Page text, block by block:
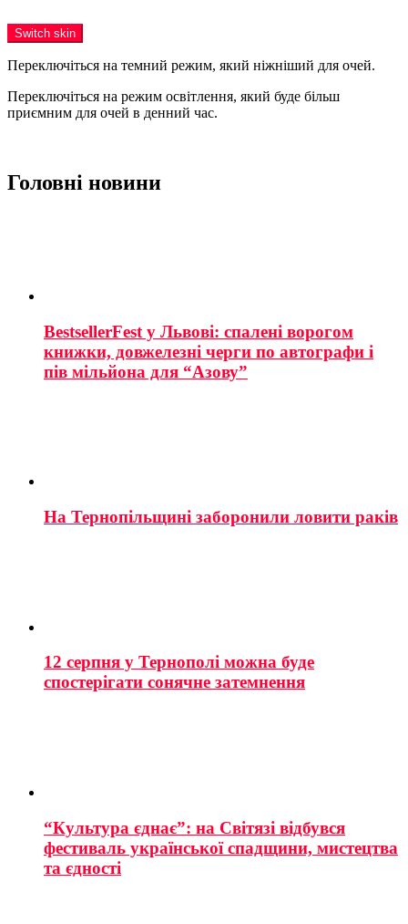
Switch skin
Переключіться на темний режим, який ніжніший для очей.
Переключіться на режим освітлення, який буде більш
приємним для очей в денний час.
Головні новини
BestsellerFest у Львові: спалені ворогом
книжки, довжелезні черги по автографи і
пів мільйона для “Азову”
На Тернопільщині заборонили ловити раків
12 серпня у Тернополі можна буде
спостерігати сонячне затемнення
“Культура єднає”: на Світязі відбувся
фестиваль української спадщини, мистецтва
та єдності